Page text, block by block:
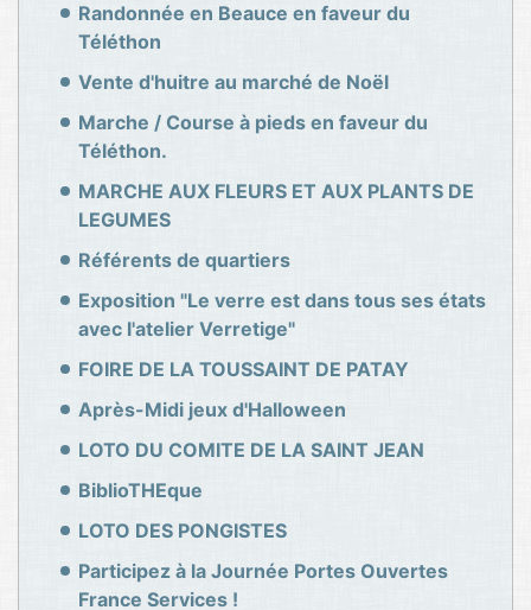
Randonnée en Beauce en faveur du
Téléthon
Vente d'huitre au marché de Noël
Marche / Course à pieds en faveur du
Téléthon.
MARCHE AUX FLEURS ET AUX PLANTS DE
LEGUMES
Référents de quartiers
Exposition "Le verre est dans tous ses états
avec l'atelier Verretige"
FOIRE DE LA TOUSSAINT DE PATAY
Après-Midi jeux d'Halloween
LOTO DU COMITE DE LA SAINT JEAN
BiblioTHEque
LOTO DES PONGISTES
Participez à la Journée Portes Ouvertes
France Services !